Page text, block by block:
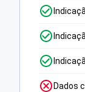
Dados